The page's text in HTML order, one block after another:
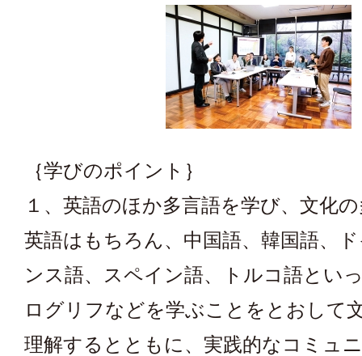
｛学びのポイント｝
１、英語のほか多言語を学び、文化
英語はもちろん、中国語、韓国語、
ンス語、スペイン語、トルコ語とい
ログリフなどを学ぶことをとおして
理解するとともに、実践的なコミュ